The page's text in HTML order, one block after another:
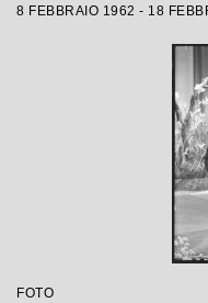
8 FEBBRAIO 1962 - 18
FOTO